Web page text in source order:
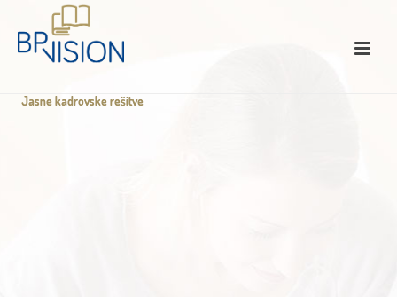
Jasne kadrovske rešitve
Jasne kadrovske rešitve